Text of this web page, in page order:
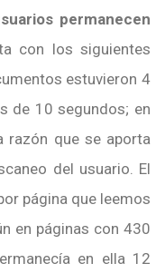
permanecen
con los siguientes
estuvieron 4
de 10 segundos; en
razón que se aporta
del usuario. El
página que leemos
en páginas con 430
en ella 12